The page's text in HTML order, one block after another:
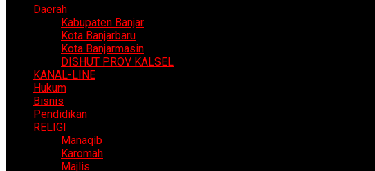
Daerah
Kabupaten Banjar
Kota Banjarbaru
Kota Banjarmasin
DISHUT PROV KALSEL
KANAL-LINE
Hukum
Bisnis
Pendidikan
RELIGI
Manaqib
Karomah
Majlis